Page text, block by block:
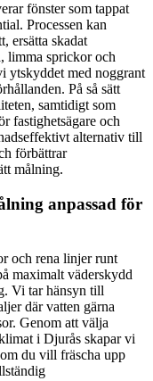
fönster som tappat
Processen kan
ersätta skadat
limma sprickor och
ytskyddet med noggrant
På så sätt
samtidigt som
fastighetsägare och
alternativ till
förbättrar
målning.
anpassad för
och rena linjer runt
maximalt väderskydd
Vi tar hänsyn till
där vatten gärna
Genom att välja
i Djurås skapar vi
du vill fräscha upp